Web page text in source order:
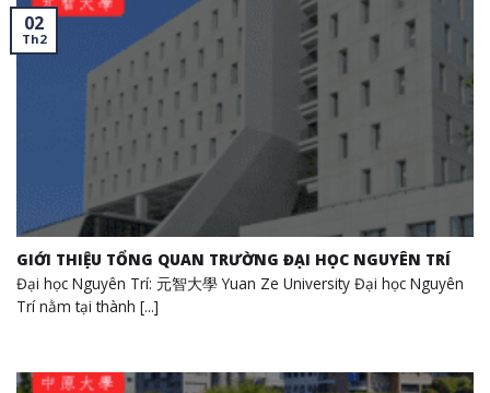
GIỚI THIỆU TỔNG QUAN TRƯỜNG ĐẠI HỌC NGUYÊN TRÍ
Đại học Nguyên Trí: 元智大學 Yuan Ze University Đại học Nguyên
Trí nằm tại thành [...]
02
Th2